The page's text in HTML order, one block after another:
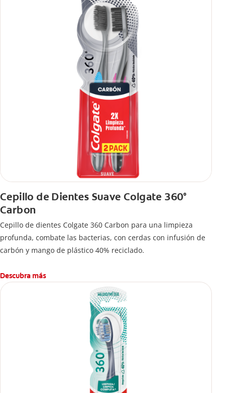
Cepillo de Dientes Suave Colgate 360°
Carbon
Cepillo de dientes Colgate 360 ​​Carbon para una limpieza
profunda, combate las bacterias, con cerdas con infusión de
carbón y mango de plástico 40% reciclado.
Descubra más